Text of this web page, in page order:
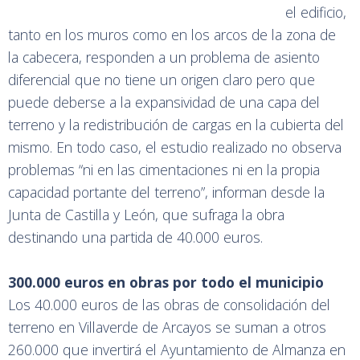
el edificio,
tanto en los muros como en los arcos de la zona de
la cabecera, responden a un problema de asiento
diferencial que no tiene un origen claro pero que
puede deberse a la expansividad de una capa del
terreno y la redistribución de cargas en la cubierta del
mismo. En todo caso, el estudio realizado no observa
problemas “ni en las cimentaciones ni en la propia
capacidad portante del terreno”, informan desde la
Junta de Castilla y León, que sufraga la obra
destinando una partida de 40.000 euros.
300.000 euros en obras por todo el municipio
Los 40.000 euros de las obras de consolidación del
terreno en Villaverde de Arcayos se suman a otros
260.000 que invertirá el Ayuntamiento de Almanza en